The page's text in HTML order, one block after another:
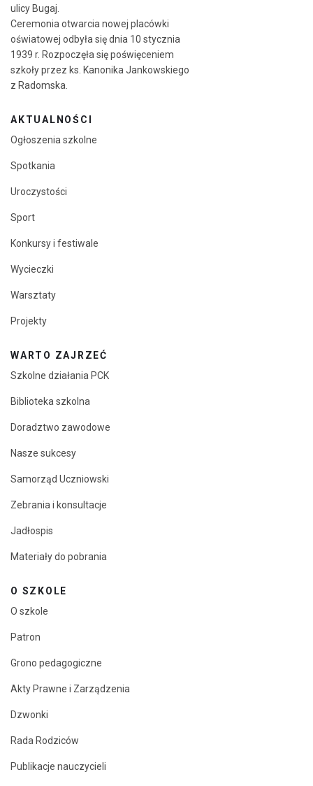
ulicy Bugaj.
Ceremonia otwarcia nowej placówki
oświatowej odbyła się dnia 10 stycznia
1939 r. Rozpoczęła się poświęceniem
szkoły przez ks. Kanonika Jankowskiego
z Radomska.
AKTUALNOŚCI
Ogłoszenia szkolne
Spotkania
Uroczystości
Sport
Konkursy i festiwale
Wycieczki
Warsztaty
Projekty
WARTO ZAJRZEĆ
Szkolne działania PCK
Biblioteka szkolna
Doradztwo zawodowe
Nasze sukcesy
Samorząd Uczniowski
Zebrania i konsultacje
Jadłospis
Materiały do pobrania
O SZKOLE
O szkole
Patron
Grono pedagogiczne
Akty Prawne i Zarządzenia
Dzwonki
Rada Rodziców
Publikacje nauczycieli